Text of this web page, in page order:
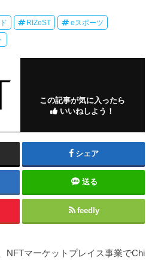
RIZeST eスポーツ
この記事が気に入ったら
いいねしよう！
シェア
送る
feedly
NFTマーケットプレイス事業でChi